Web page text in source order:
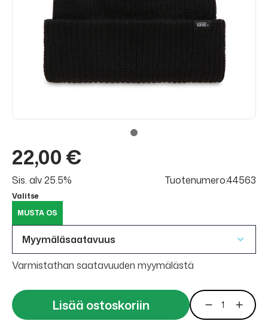
22,00 €
Sis. alv 25.5% Tuotenumero:44563
Valitse
MUSTA OS
Myymäläsaatavuus
Varmistathan saatavuuden myymälästä
Lisää ostoskoriin